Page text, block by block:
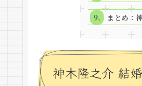
まとめ：
神木隆之介 結